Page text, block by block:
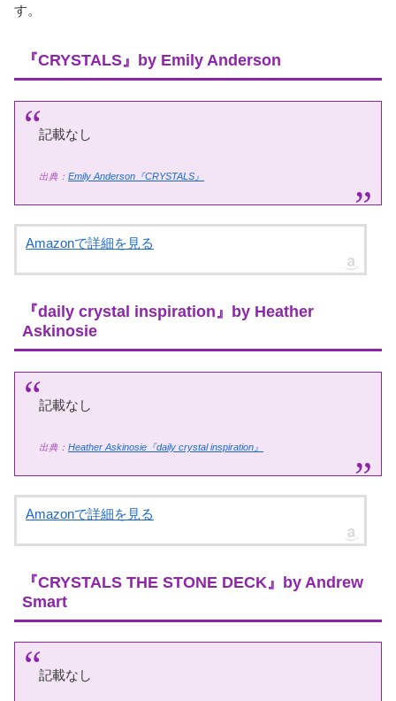
す。
『CRYSTALS』by Emily Anderson
記載なし
出典： Emily Anderson『CRYSTALS』
Amazonで詳細を見る
『daily crystal inspiration』by Heather
Askinosie
記載なし
出典： Heather Askinosie『daily crystal inspiration』
Amazonで詳細を見る
『CRYSTALS THE STONE DECK』by Andrew
Smart
記載なし